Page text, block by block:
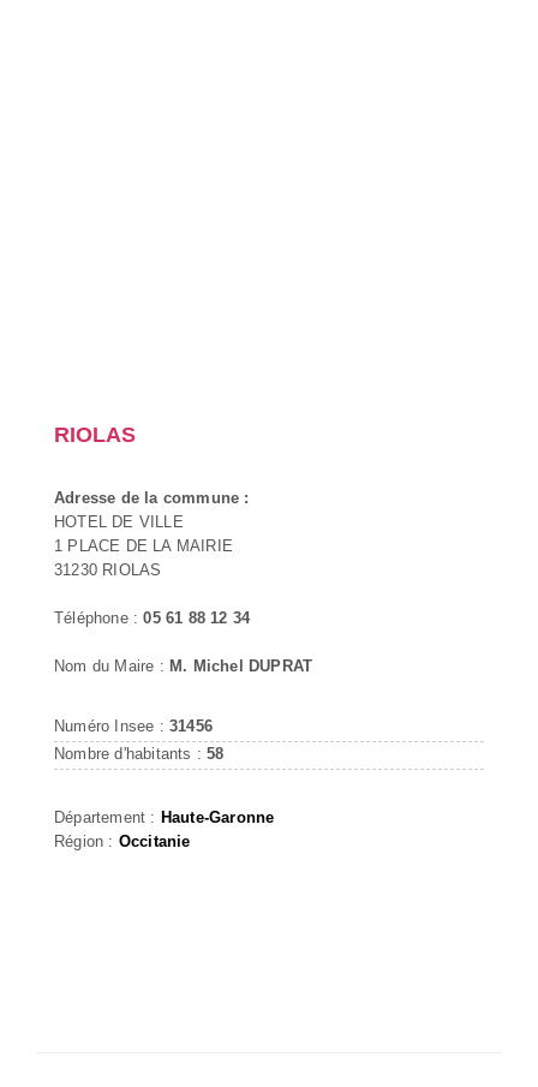
RIOLAS
Adresse de la commune :
HOTEL DE VILLE
1 PLACE DE LA MAIRIE
31230 RIOLAS
Téléphone :05 61 88 12 34
Nom du Maire : M. Michel DUPRAT
Numéro Insee : 31456
Nombre d'habitants :58
Département : Haute-Garonne
Région : Occitanie